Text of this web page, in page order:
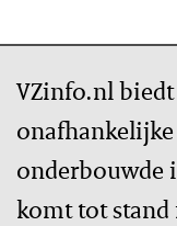
VZinfo.nl
onderbouwde
komt tot stand